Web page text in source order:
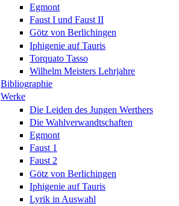
Egmont
Faust I und Faust II
Götz von Berlichingen
Iphigenie auf Tauris
Torquato Tasso
Wilhelm Meisters Lehrjahre
Bibliographie
Werke
Die Leiden des Jungen Werthers
Die Wahlverwandtschaften
Egmont
Faust 1
Faust 2
Götz von Berlichingen
Iphigenie auf Tauris
Lyrik in Auswahl